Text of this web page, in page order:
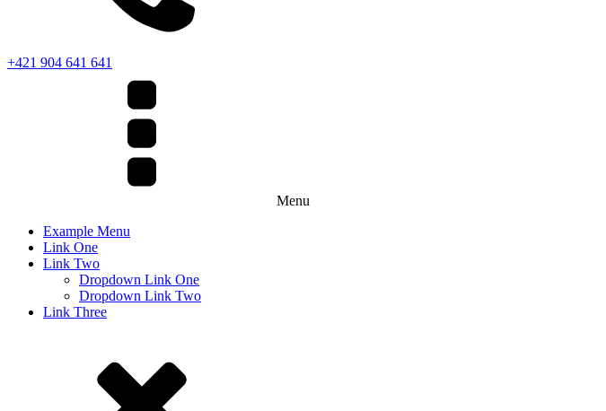
+421 904 641 641
Menu
Example Menu
Link One
Link Two
Dropdown Link One
Dropdown Link Two
Link Three